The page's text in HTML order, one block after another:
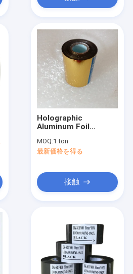
Holographic
Aluminum Foil
Tops Foil 40cm Width
Gold Stamping
MOQ:1 ton
最新価格を得る
接触